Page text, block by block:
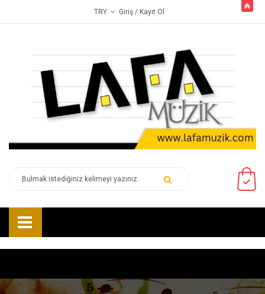
TRY Giriş / Kayıt Ol